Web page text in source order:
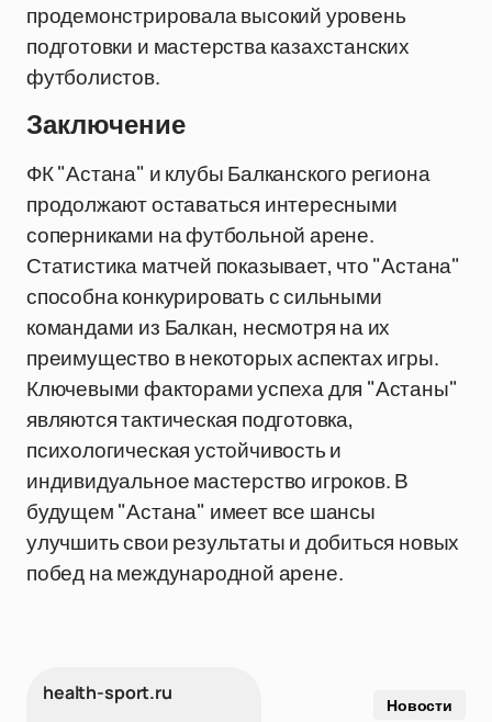
продемонстрировала высокий уровень
подготовки и мастерства казахстанских
футболистов.
Заключение
ФК "Астана" и клубы Балканского региона
продолжают оставаться интересными
соперниками на футбольной арене.
Статистика матчей показывает, что "Астана"
способна конкурировать с сильными
командами из Балкан, несмотря на их
преимущество в некоторых аспектах игры.
Ключевыми факторами успеха для "Астаны"
являются тактическая подготовка,
психологическая устойчивость и
индивидуальное мастерство игроков. В
будущем "Астана" имеет все шансы
улучшить свои результаты и добиться новых
побед на международной арене.
health-sport.ru
Новости